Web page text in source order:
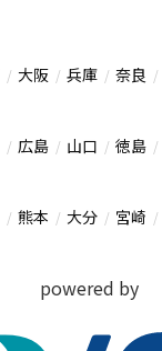
大阪 兵庫 奈良
広島 山口 徳島
熊本 大分 宮崎
powered by